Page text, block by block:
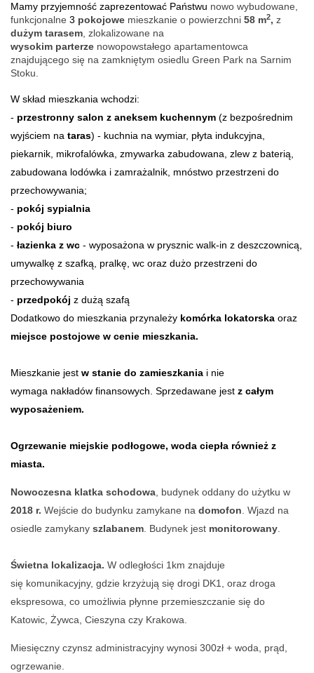
Mamy przyjemność zaprezentować Państwu nowo wybudowane,
funkcjonalne 3 pokojowe mieszkanie o powierzchni 58 m2, z
dużym tarasem zlokalizowane na
wysokim parterze nowopowstałego apartamentowca
znajdującego się na zamkniętym osiedlu Green Park na Sarnim
Stoku.
W skład mieszkania wchodzi:
- przestronny salon z aneksem kuchennym (z bezpośrednim
wyjściem na taras) - kuchnia na wymiar, płyta indukcyjna,
piekarnik, mikrofalówka, zmywarka zabudowana, zlew z baterią,
zabudowana lodówka i zamrażalnik, mnóstwo przestrzeni do
przechowywania;
- pokój sypialnia
- pokój biuro
- łazienka z wc - wyposażona w prysznic walk-in z deszczownicą,
umywalkę z szafką, pralkę, wc oraz dużo przestrzeni do
przechowywania
- przedpokój z dużą szafą
Dodatkowo do mieszkania przynależy komórka lokatorska oraz
miejsce postojowe w cenie mieszkania.
Mieszkanie jest w stanie do zamieszkania i nie
wymaga nakładów finansowych. Sprzedawane jest z całym
wyposażeniem.
Ogrzewanie miejskie podłogowe, woda ciepła również z
miasta.
Nowoczesna klatka schodowa , budynek oddany do użytku w
2018 r. Wejście do budynku zamykane na domofon . Wjazd na
osiedle zamykany szlabanem . Budynek jest monitorowany
Świetna lokalizacja. W odległości 1km znajduje
się komunikacyjny, gdzie krzyżują się drogi DK1, oraz droga
ekspresowa, co umożliwia płynne przemieszczanie się do
Katowic, Żywca, Cieszyna czy Krakowa.​
Miesięczny czynsz administracyjny wynosi 300zł + woda, prąd,
ogrzewanie.